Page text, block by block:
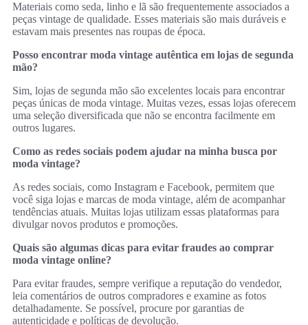
Materiais como seda, linho e lã são frequentemente associados a
peças vintage de qualidade. Esses materiais são mais duráveis e
estavam mais presentes nas roupas de época.
Posso encontrar moda vintage autêntica em lojas de segunda
mão?
Sim, lojas de segunda mão são excelentes locais para encontrar
peças únicas de moda vintage. Muitas vezes, essas lojas oferecem
uma seleção diversificada que não se encontra facilmente em
outros lugares.
Como as redes sociais podem ajudar na minha busca por
moda vintage?
As redes sociais, como Instagram e Facebook, permitem que
você siga lojas e marcas de moda vintage, além de acompanhar
tendências atuais. Muitas lojas utilizam essas plataformas para
divulgar novos produtos e promoções.
Quais são algumas dicas para evitar fraudes ao comprar
moda vintage online?
Para evitar fraudes, sempre verifique a reputação do vendedor,
leia comentários de outros compradores e examine as fotos
detalhadamente. Se possível, procure por garantias de
autenticidade e políticas de devolução.